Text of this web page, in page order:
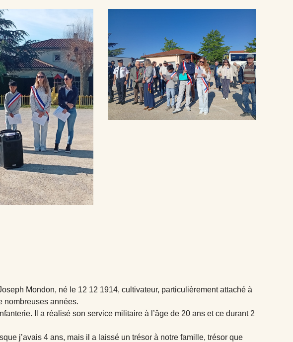
Mondon, né le 12 12 1914, cultivateur, particulièrement attaché à
nombreuses années.
Il a réalisé son service militaire à l’âge de 20 ans et ce durant 2
j’avais 4 ans, mais il a laissé un trésor à notre famille, trésor que